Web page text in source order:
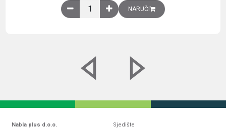
Obična montažna ploča V1000xŠ800mm,
NARUČI
Nabla plus d.o.o.
Sjedište